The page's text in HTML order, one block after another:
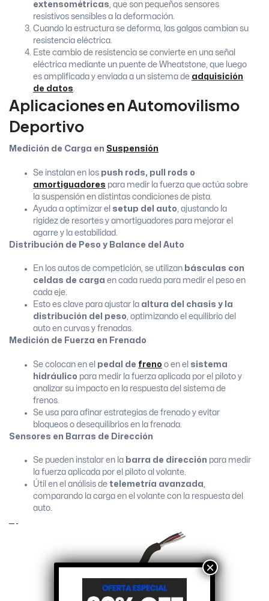
extensométricas , que son pequeños sensores
resistivos sensibles a la deformación.
Cuando la estructura se deforma, las galgas cambian su
resistencia eléctrica.
Este cambio de resistencia se convierte en una señal
eléctrica mediante un puente de Wheatstone, que luego
es amplificada y enviada a un sistema de adquisición
de datos
Aplicaciones en Automovilismo
Deportivo
Medición de Carga en Suspensión
Se instalan en los push rods, pull rods o
amortiguadores para medir la fuerza que actúa sobre
la suspensión en distintas condiciones de pista.
Ayuda a optimizar el setup del auto , ajustando la
rigidez de resortes y amortiguadores para mejorar el
agarre y la estabilidad.
Distribución de Peso y Balance del Auto
En los autos de competición, se utilizan básculas con
celdas de carga en cada rueda para medir el peso en
cada eje.
Esto es clave para ajustar la altura del chasis y la
distribución del peso , optimizando el equilibrio del
auto en curvas y frenadas.
Medición de Fuerza en Frenado
Se colocan en el pedal de freno o en el sistema
hidráulico para medir la fuerza aplicada por el piloto y
analizar su impacto en la respuesta del sistema de
frenos.
Se usa para afinar estrategias de frenado y evitar
bloqueos o desequilibrios en la frenada.
Sensores en Barras de Dirección
Se pueden instalar en la barra de dirección para medir
la fuerza aplicada por el piloto al volante.
Útil en el análisis de telemetría avanzada
comparando la carga en el volante con la respuesta del
auto.
×